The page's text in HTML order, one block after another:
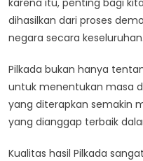
karena itu, penting bagi
dihasilkan dari proses
negara secara keseluruhan.
Pilkada bukan hanya
untuk menentukan masa
yang diterapkan semakin
yang dianggap terbaik
Kualitas hasil Pilkada